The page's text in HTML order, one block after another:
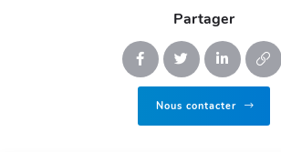
Partager
Nous contacter